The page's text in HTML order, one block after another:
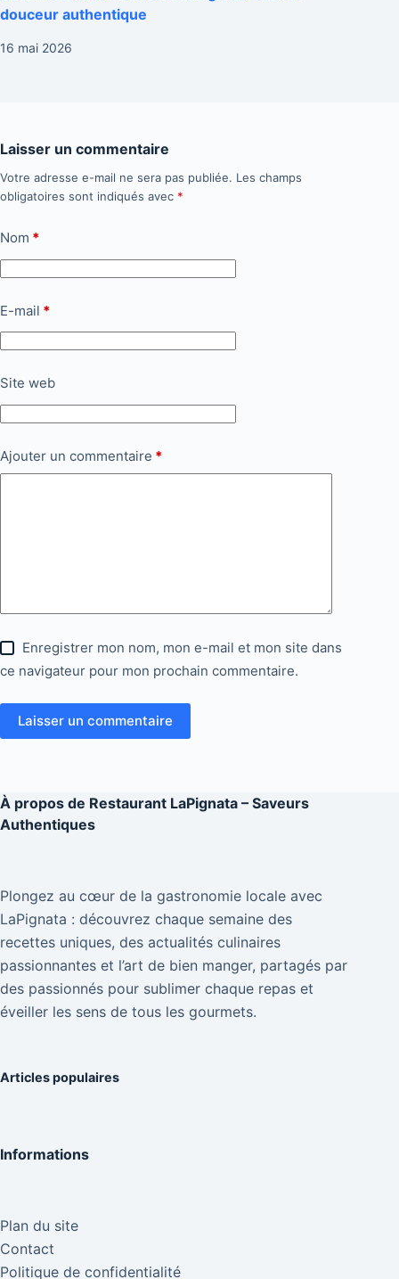
douceur authentique
16 mai 2026
Laisser un commentaire
Votre adresse e-mail ne sera pas publiée. Les champs
obligatoires sont indiqués avec *
Nom *
E-mail *
Site web
Ajouter un commentaire *
Enregistrer mon nom, mon e-mail et mon site dans
ce navigateur pour mon prochain commentaire.
Laisser un commentaire
À propos de Restaurant LaPignata – Saveurs
Authentiques
Plongez au cœur de la gastronomie locale avec
LaPignata : découvrez chaque semaine des
recettes uniques, des actualités culinaires
passionnantes et l’art de bien manger, partagés par
des passionnés pour sublimer chaque repas et
éveiller les sens de tous les gourmets.
Articles populaires
Informations
Plan du site
Contact
Politique de confidentialité